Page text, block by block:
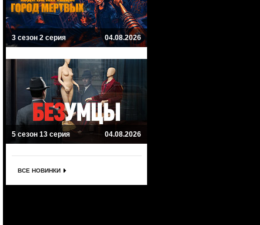
3 сезон 2 серия 04.08.2026
5 сезон 13 серия 04.08.2026
ВСЕ НОВИНКИ